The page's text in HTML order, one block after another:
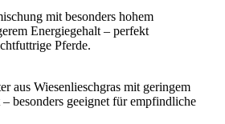
mit besonders hohem
Energiegehalt – perfekt
Pferde.
aus Wiesenlieschgras mit geringem
besonders geeignet für empfindliche